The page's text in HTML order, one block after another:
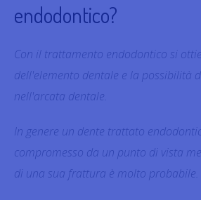
endodontico?
Con il trattamento endodontico si
dell'elemento dentale e la possibilità
nell'arcata dentale.
In genere un dente trattato
compromesso da un punto di vista
di una sua frattura è molto probabile.